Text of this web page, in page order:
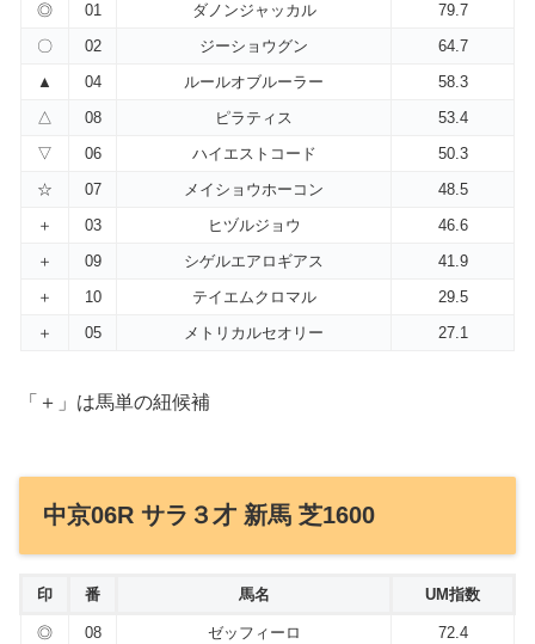
◎ 01 ダノンジャッカル
79.7
〇
02 ジーショウグン
64.7
▲
04 ルールオブルーラー
58.3
△
08 ピラティス
53.4
▽
06 ハイエストコード
50.3
☆
07 メイショウホーコン
48.5
＋
03 ヒヅルジョウ
46.6
＋
09 シゲルエアロギアス
41.9
＋
10 テイエムクロマル
29.5
＋
05 メトリカルセオリー 27.1
「＋」は馬単の紐候補
中京06R サラ３才 新馬 芝1600
印 番 馬名 UM指数
◎ 08 ゼッフィーロ
72.4